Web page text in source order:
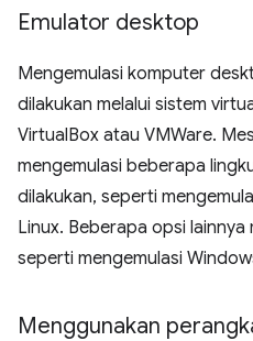
Emulator desktop
Mengemulasi komputer
dilakukan melalui sistem
VirtualBox atau VMWare.
mengemulasi beberapa
dilakukan, seperti
Linux. Beberapa opsi lainnya
seperti mengemulasi
Menggunakan